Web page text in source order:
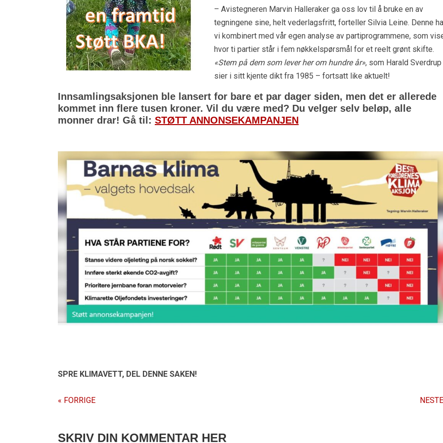
– Avistegneren Marvin Halleraker ga oss lov til å bruke en av
tegningene sine, helt vederlagsfritt, forteller Silvia Leine. Denne
vi kombinert med vår egen analyse av partiprogrammene, som
hvor ti partier står i fem nøkkelspørsmål for et reelt grønt skifte.
«Stem på dem som lever her om hundre år», som Harald Sverdrup
sier i sitt kjente dikt fra 1985 – fortsatt like aktuelt!
Innsamlingsaksjonen ble lansert for bare et par dager siden, men det er allerede
kommet inn flere tusen kroner. Vil du være med? Du velger selv beløp, alle
monner drar! Gå til: STØTT ANNONSEKAMPANJEN
SPRE KLIMAVETT, DEL DENNE SAKEN!
« FORRIGE
SKRIV DIN KOMMENTAR HER